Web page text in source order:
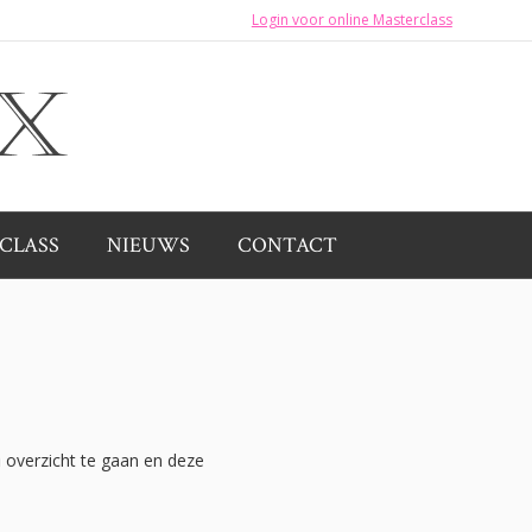
Login voor online Masterclass
NIEUWS CONTACT
te gaan en deze